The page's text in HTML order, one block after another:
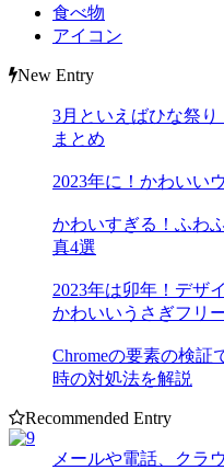
食べ物
アイコン
New Entry
3月といえばひな祭
まとめ
2023年に！かわいい
かわいすぎる！ふわ
真4選
2023年は卯年！デザ
かわいいうさぎフリ
Chromeの要素の検証
時の対処法を解説
Recommended Entry
メールや電話、クラ